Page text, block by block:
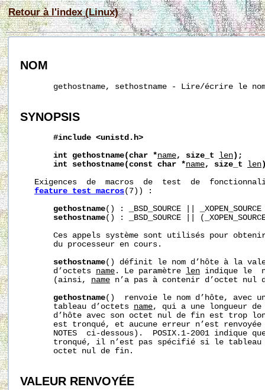
Retour à l'index (Linux)
NOM
gethostname, sethostname - Lire/écrire le
SYNOPSIS
#include <unistd.h>
int gethostname(char *name, size_t len );
int
sethostname(const char *name, size_t len
Exigences  de  macros  de  test  de
feature_test_macros(7)) :
gethostname() : _BSD_SOURCE ||
sethostname() : _BSD_SOURCE ||
Ces appels système sont utilisés pour
       du processeur en cours.
sethostname() définit le nom d’hôte à la
       d’octets
name . Le paramètre len indique le
       (ainsi,
name n’a pas à contenir d’octet nul
gethostname()  renvoie le nom d’hôte, avec
       tableau d’octets
name, qui a une longueur
d’hôte avec son octet nul de fin est trop
est tronqué, et aucune erreur n’est
NOTES  ci-dessous).  POSIX.1-2001 indique
tronqué, il n’est pas spécifié si le
       octet nul de fin.
VALEUR RENVOYÉE